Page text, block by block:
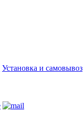
Установка и самовывоз